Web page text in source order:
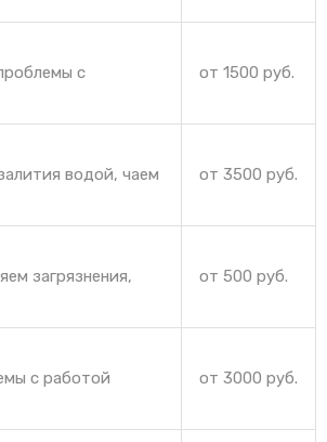
с
от 1500 руб.
водой, чаем
от 3500 руб.
загрязнения,
от 500 руб.
с работой
от 3000 руб.